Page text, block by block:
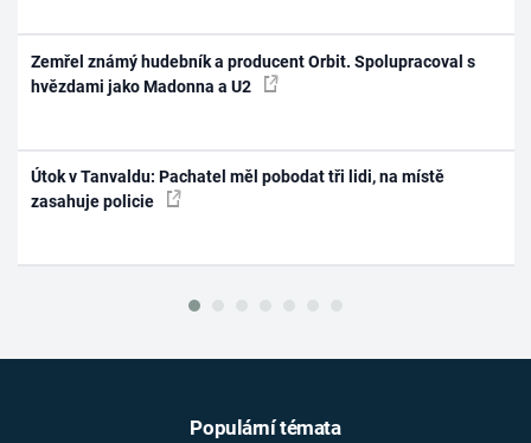
Zemřel známý hudebník a producent Orbit. Spolupracoval s
hvězdami jako Madonna a U2
Útok v Tanvaldu: Pachatel měl pobodat tři lidi, na místě
zasahuje policie
Populární témata